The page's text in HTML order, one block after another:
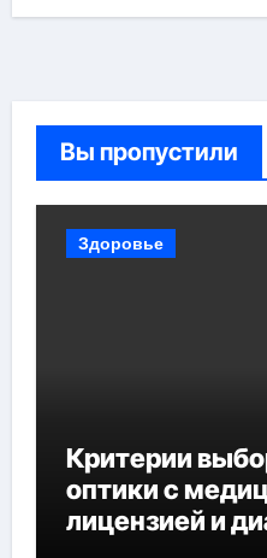
Вы пропустили
Здоровье
Критерии
оптики с
лицензией и